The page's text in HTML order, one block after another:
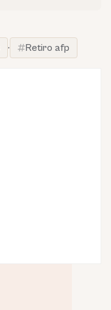
· Retiro afp